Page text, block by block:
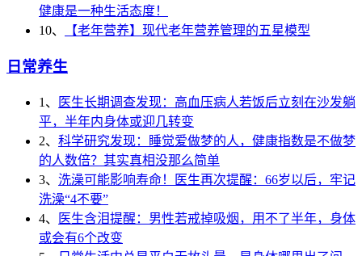
健康是一种生活态度！
10、
【老年营养】现代老年营养管理的五星模型
日常养生
1、
医生长期调查发现：高血压病人若饭后立刻在沙发躺
平，半年内身体或迎几转变
2、 科学研究发现：睡觉爱做梦的人，健康指数是不做梦
的人数倍？其实真相没那么简单
3、 洗澡可能影响寿命！医生再次提醒：66岁以后，牢记
洗澡“4不要”
4、
医生含泪提醒：男性若戒掉吸烟，用不了半年，身体
或会有6个改变